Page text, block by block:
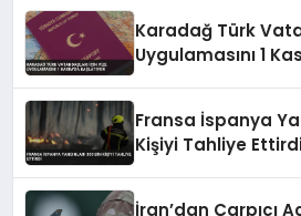
Karadağ Türk
Uygulamasını 1
Fransa İspanya
Kişiyi Tahliye
İran’dan Çarpıcı